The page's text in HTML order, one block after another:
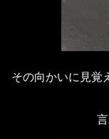
その向かいに見覚